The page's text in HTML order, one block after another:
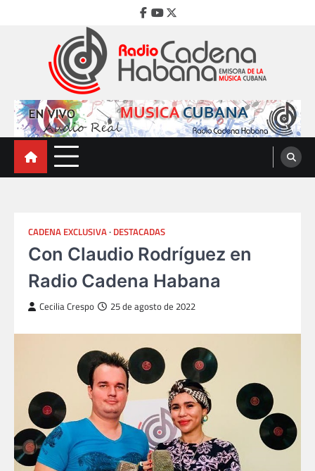
Facebook
Youtube
Twitter
Radio Cadena Habana
Emisora de la Música Cubana
CADENA EXCLUSIVA DESTACADAS
Con Claudio Rodríguez en
Radio Cadena Habana
Cecilia Crespo 25 de agosto de 2022